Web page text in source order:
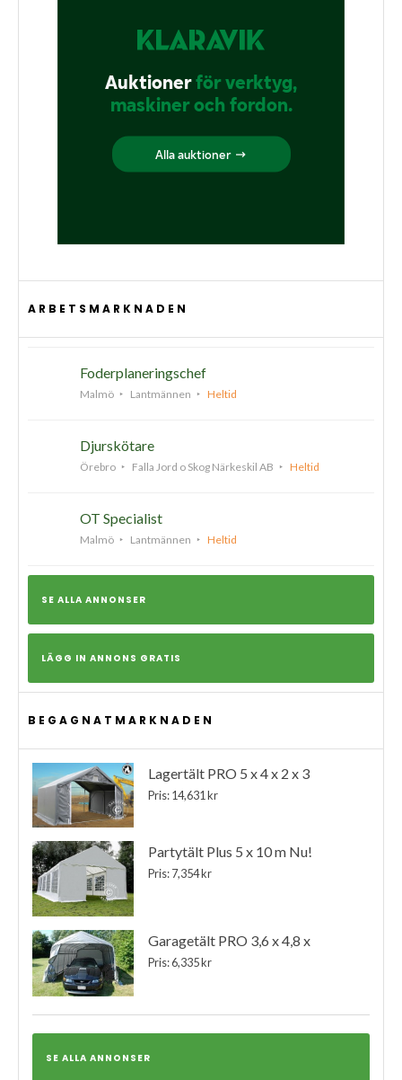
ARBETSMARKNADEN
Foderplaneringschef
Malmö Lantmännen Heltid
Djurskötare
Örebro Falla Jord o Skog Närkeskil AB Heltid
OT Specialist
Malmö Lantmännen Heltid
SE ALLA ANNONSER
LÄGG IN ANNONS GRATIS
BEGAGNATMARKNADEN
Lagertält PRO 5 x 4 x 2 x 3
Pris: 14,631 kr
Partytält Plus 5 x 10 m Nu!
Pris: 7,354 kr
Garagetält PRO 3,6 x 4,8 x
Pris: 6,335 kr
SE ALLA ANNONSER